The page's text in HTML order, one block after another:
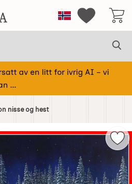
for NostalgiskaNorge Mine
av en litt for ivrig AI – vi
...
nisse og hest